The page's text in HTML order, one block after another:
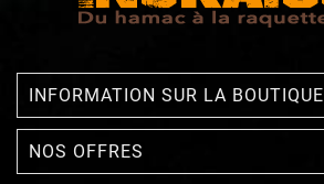
INFORMATION SUR LA BOUTIQUE
NOS OFFRES